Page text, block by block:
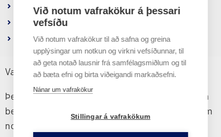
Samfélagsábyrgð
Um félagið
Persónuverndarstefna
Hluti af
Við notum vafrakökur á þessari
vefsíðu
Við notum vafrakökur til að safna og greina
upplýsingar um notkun og virkni vefsíðunnar, til
að geta notað lausnir frá samfélagsmiðlum og til
að bæta efni og birta viðeigandi markaðsefni.
Nánar um vafrakökur
Stillingar á vafrakökum
Vafrakökustefna
Þessi vefsíða notar vafrakökur til að tryggja sem
besta upplifun fyrir notendur. Ef þú heldur áfram
notkun þinni á síðunni samþykkir þú vafraköku